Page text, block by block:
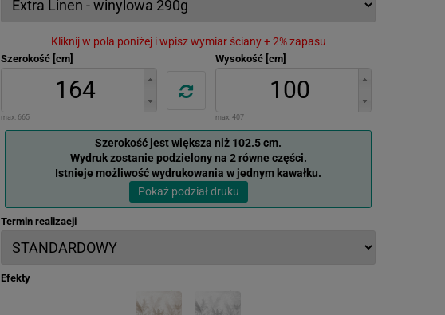
Kliknij w pola poniżej i wpisz wymiar ściany + 2% zapasu
Szerokość [cm]
max: 665
Wysokość [cm]
max: 407
Szerokość jest większa niż 102.5 cm.
Wydruk zostanie podzielony na 2 równe części.
Istnieje możliwość wydrukowania w jednym kawałku.
Pokaż podział druku
Termin realizacji
Efekty